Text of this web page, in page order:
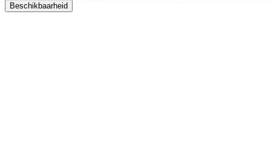
Beschikbaarheid